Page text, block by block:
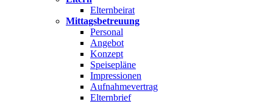
Elternbeirat
Mittagsbetreuung
Personal
Angebot
Konzept
Speisepläne
Impressionen
Aufnahmevertrag
Elternbrief